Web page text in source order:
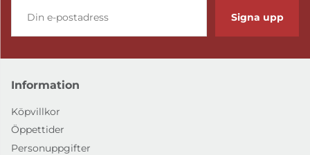
Signa upp
Information
Köpvillkor
Öppettider
Personuppgifter